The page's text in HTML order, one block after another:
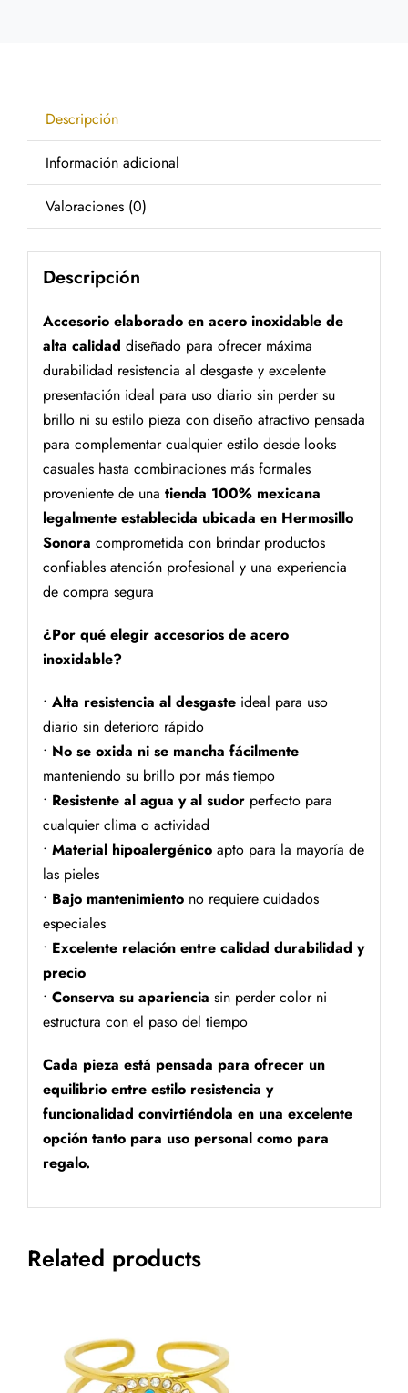
Descripción
Información adicional
Valoraciones (0)
Descripción
Accesorio elaborado en acero inoxidable de
alta calidad diseñado para ofrecer máxima
durabilidad resistencia al desgaste y excelente
presentación ideal para uso diario sin perder su
brillo ni su estilo pieza con diseño atractivo pensada
para complementar cualquier estilo desde looks
casuales hasta combinaciones más formales
proveniente de una tienda 100% mexicana
legalmente establecida ubicada en Hermosillo
Sonora comprometida con brindar productos
confiables atención profesional y una experiencia
de compra segura
¿Por qué elegir accesorios de acero
inoxidable?
• Alta resistencia al desgasteideal para uso
diario sin deterioro rápido
• No se oxida ni se mancha fácilmente
manteniendo su brillo por más tiempo
• Resistente al agua y al sudorperfecto para
cualquier clima o actividad
• Material hipoalergénicoapto para la mayoría de
las pieles
• Bajo mantenimientono requiere cuidados
especiales
• Excelente relación entre calidad durabilidad y
precio
• Conserva su apariencia sin perder color ni
estructura con el paso del tiempo
Cada pieza está pensada para ofrecer un
equilibrio entre estilo resistencia y
funcionalidad convirtiéndola en una excelente
opción tanto para uso personal como para
regalo.
Related products